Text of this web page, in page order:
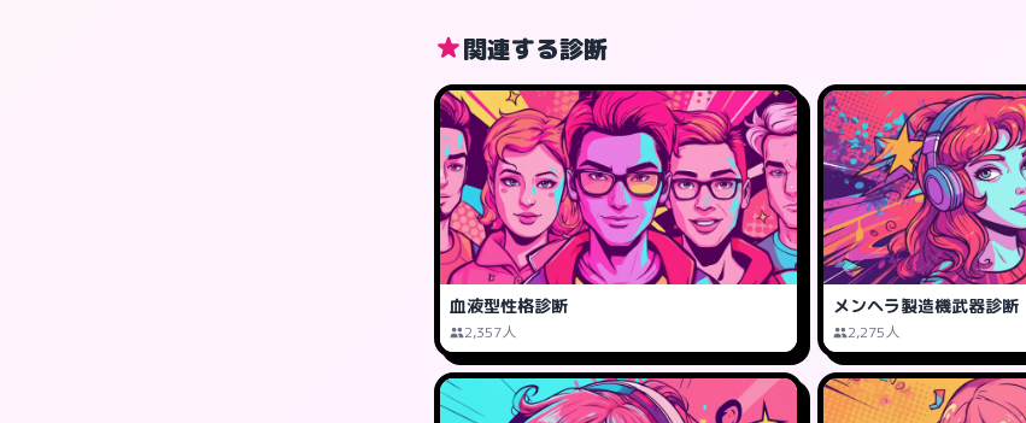
関連する診断
血液型性格診断
2,357人
メンヘラ製造機武器診断
2,275人